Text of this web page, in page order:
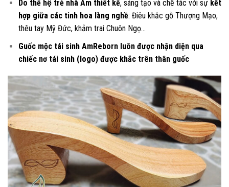
Do thế hệ trẻ nhà Am thiết kế, sáng tạo và chế tác với sự kết
hợp giữa các tinh hoa làng nghề: Điêu khắc gỗ Thượng Mạo,
thêu tay Mỹ Đức, khảm trai Chuôn Ngọ…
Guốc mộc tái sinh AmReborn luôn được nhận diện qua
chiếc nơ tái sinh (logo) được khắc trên thân guốc